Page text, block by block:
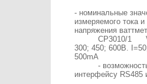
- номинальные
измеряемого тока и
напряжения
СР3010/1
300; 450; 600В.
500mА
- возможность
интерфейсу RS485